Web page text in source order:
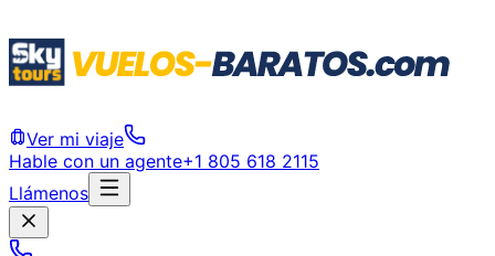
Ver mi viaje
Hable con un agente+1 805 618 2115
Llámenos